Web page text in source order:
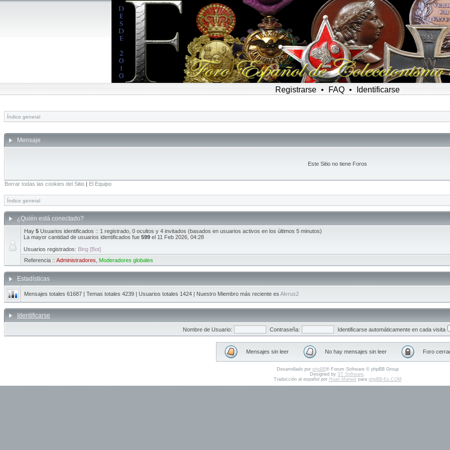
Registrarse • FAQ • Identificarse
Índice general
Mensaje
Este Sitio no tiene Foros
Borrar todas las cookies del Sitio | El Equipo
Índice general
¿Quién está conectado?
Hay 5 Usuarios identificados :: 1 registrado, 0 ocultos y 4 invitados (basados en usuarios activos en los últimos 5 minutos)
La mayor cantidad de usuarios identificados fue 599 el 11 Feb 2026, 04:28
Usuarios registrados: Bing [Bot]
Referencia :: Administradores Moderadores globales
Estadísticas
Mensajes totales 61687 | Temas totales 4239 | Usuarios totales 1424 | Nuestro Miembro más reciente es Alvrus2
Identificarse
Nombre de Usuario: Contraseña: Identificarse automáticamente en cada visita
Mensajes sin leer No hay mensajes sin leer Foro
Desarrollado por phpBB® Forum Software © phpBB Group
Designed by ST Software.
Traducción al español por Huan Manwëpara phpBB-Es.COM